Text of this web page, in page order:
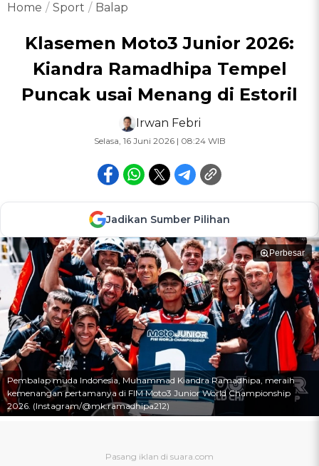
Home Sport Balap
Klasemen Moto3 Junior 2026:
Kiandra Ramadhipa Tempel
Puncak usai Menang di Estoril
Irwan Febri
Selasa, 16 Juni 2026 | 08:24 WIB
Jadikan Sumber Pilihan
Perbesar
Pembalap muda Indonesia, Muhammad Kiandra Ramadhipa, meraih
kemenangan pertamanya di FIM Moto3 Junior World Championship
2026. (Instagram/@mk.ramadhipa212)